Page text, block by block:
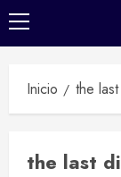
Menú
principal
Inicio the
the last